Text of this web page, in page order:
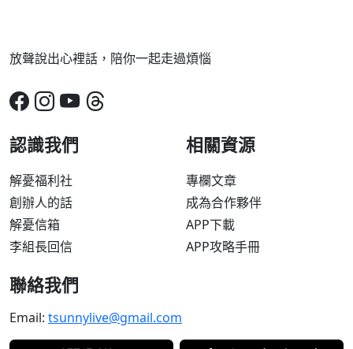
放聲說出心裡話，陪你一起走過煩惱
認識我們
解憂福利社
創辦人的話
解憂信箱
李組長回信
相關資源
專欄文章
成為合作夥伴
APP下載
APP攻略手冊
聯絡我們
Email: tsunnylive@gmail.com